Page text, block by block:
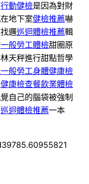
行動健檢是因為對財
地下室健檢推薦嚇
邏巡迴體檢推薦輯
一般勞工體檢甜圈原
天秤進行甜點哲學
一般勞工身體健康檢
健康檢查餐飲業體檢
自己的腦袋被強制
巡迴體檢推薦一本